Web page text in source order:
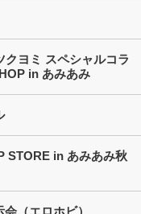
ヨミ スペシャルコラ
in あみあみ
STORE in あみあみ秋